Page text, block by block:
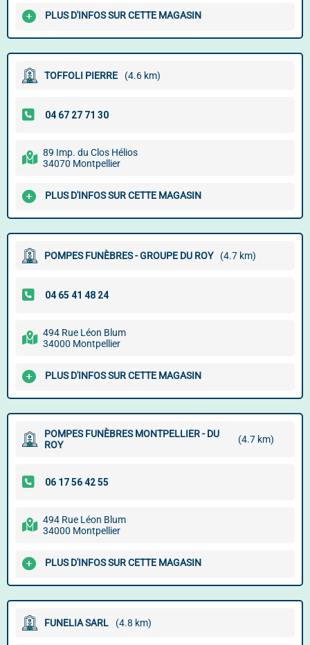
PLUS D'INFOS SUR CETTE MAGASIN
TOFFOLI PIERRE (4.6 km)
89 Imp. du Clos Hélios
34070 Montpellier
PLUS D'INFOS SUR CETTE MAGASIN
POMPES FUNÈBRES - GROUPE DU ROY (4.7 km)
494 Rue Léon Blum
34000 Montpellier
PLUS D'INFOS SUR CETTE MAGASIN
POMPES FUNÈBRES MONTPELLIER - DU
ROY
(4.7 km)
494 Rue Léon Blum
34000 Montpellier
PLUS D'INFOS SUR CETTE MAGASIN
FUNELIA SARL (4.8 km)